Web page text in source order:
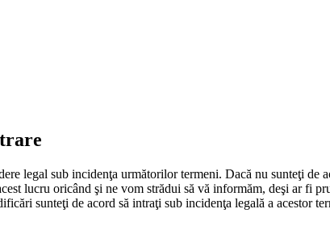
legal sub incidenţa următorilor termeni. Dacă nu sunteţi de
lucru oricând şi ne vom strădui să vă informăm, deşi ar fi
sunteţi de acord să intraţi sub incidenţa legală a acestor